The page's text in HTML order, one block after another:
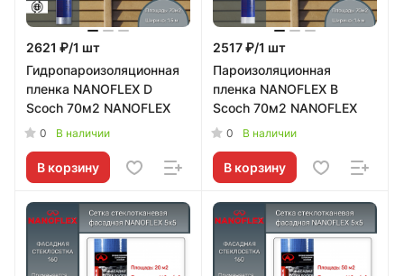
2621 ₽/1 шт
Гидропароизоляционная
пленка NANOFLEX D
Scoch 70м2 NANOFLEX
0 В наличии
В корзину
2517 ₽/1 шт
Пароизоляционная
пленка NANOFLEX B
Scoch 70м2 NANOFLEX
0 В наличии
В корзину